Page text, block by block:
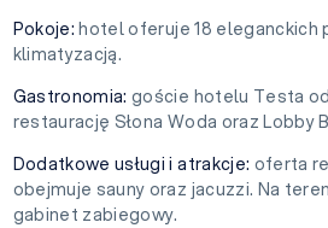
Pokoje: hotel oferuje 18 eleganckich
klimatyzacją.
Gastronomia: goście hotelu Testa
restaurację Słona Woda oraz Lobby
Dodatkowe usługi i atrakcje: oferta
obejmuje sauny oraz jacuzzi. Na
gabinet zabiegowy.